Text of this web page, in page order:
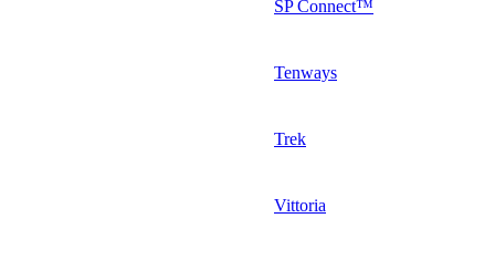
SP Connect™
Tenways
Trek
Vittoria